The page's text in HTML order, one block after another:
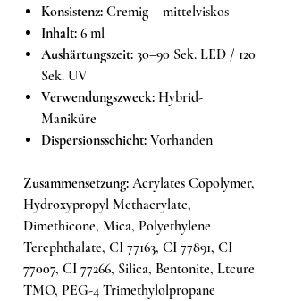
Konsistenz: Cremig – mittelviskos
Inhalt: 6 ml
Aushärtungszeit: 30–90 Sek. LED / 120
Sek. UV
Verwendungszweck: Hybrid-
Maniküre
Dispersionsschicht: Vorhanden
Zusammensetzung: Acrylates Copolymer,
Hydroxypropyl Methacrylate,
Dimethicone, Mica, Polyethylene
Terephthalate, CI 77163, CI 77891, CI
77007, CI 77266, Silica, Bentonite, Ltcure
TMO, PEG-4 Trimethylolpropane